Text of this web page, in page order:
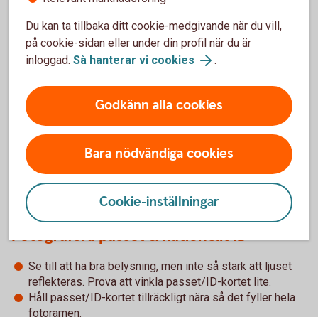
I nationella ID-kortet sitter chipet här.
Tips! Så gör du
Fotografera passet & nationellt ID
Se till att ha bra belysning, men inte så stark att ljuset
reflekteras. Prova att vinkla passet/ID-kortet lite.
Håll passet/ID-kortet tillräckligt nära så det fyller hela
fotoramen.
Du kan ta tillbaka ditt cookie-medgivande när du vill,
på cookie-sidan eller under din profil när du är
inloggad. Så hanterar vi cookies .
Godkänn alla cookies
Bara nödvändiga cookies
Cookie-inställningar